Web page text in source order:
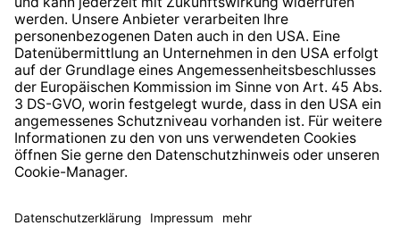
* Alle Preise inkl. gesetzl. Mehrwertsteuer zzgl.
anders angegeben.